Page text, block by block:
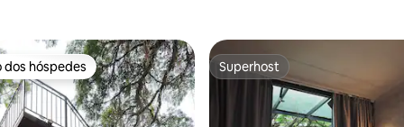
dos hóspedes
dos hóspedes Superhost
Superhost